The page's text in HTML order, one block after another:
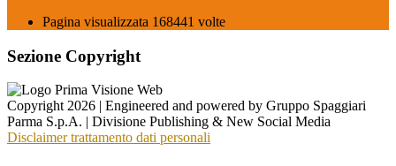
Pagina visualizzata 168441 volte
Sezione Copyright
Copyright 2026 | Engineered and powered by Gruppo Spaggiari
Parma S.p.A. | Divisione Publishing & New Social Media
Disclaimer trattamento dati personali